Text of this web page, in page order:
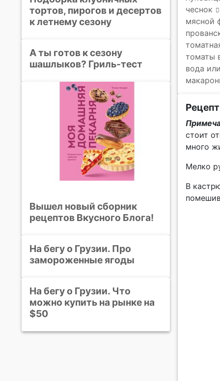
чеснок
мясной
томаты
вода
стоит
много
Мелко
В
тортов, пирогов и десертов
к летнему сезону
А ты готов к сезону
шашлыков? Гриль-тест
Вышел новый сборник
рецептов Вкусного Блога!
На бегу о Грузии. Про
замороженные ягоды
На бегу о Грузии. Что
можно купить на рынке на
$50